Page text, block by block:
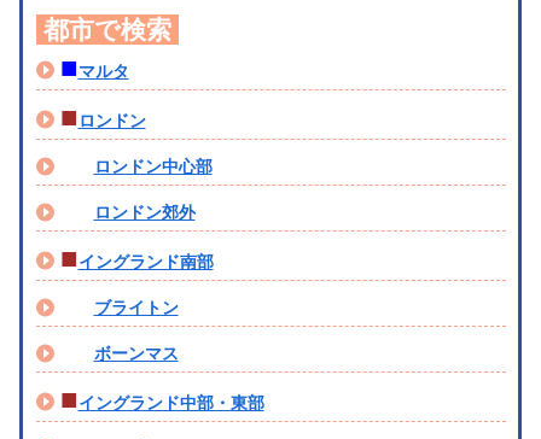
都市で検索
■マルタ
■ ロンドン
ロンドン中心部
ロンドン郊外
■イングランド南部
ブライトン
ボーンマス
■イングランド中部・東部